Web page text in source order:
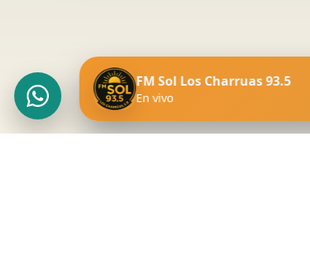
FM Sol Los Charruas 93.5
En vivo